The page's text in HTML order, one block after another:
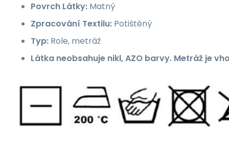
Povrch Látky: Matný
Zpracování Textilu: Potištěný
Typ: Role, metráž
Látka neobsahuje nikl, AZO barvy. Metráž je